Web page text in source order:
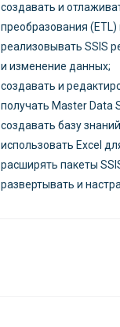
создавать и
преобразования
реализовывать SSIS
и изменение данных;
создавать и
получать Master Data
создавать базу
использовать Excel
расширять пакеты
развертывать и